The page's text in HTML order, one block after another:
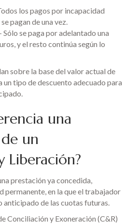
los pagos por incapacidad
pagan de una vez.
se paga por adelantado una
y el resto continúa según lo
sobre la base del valor actual de
un tipo de descuento adecuado para
una
un
Liberación?
prestación ya concedida,
permanente, en la que el trabajador
de las cuotas futuras.
Conciliación y Exoneración (C&R)